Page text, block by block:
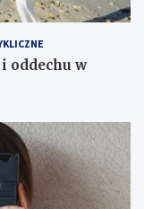
oddechu w